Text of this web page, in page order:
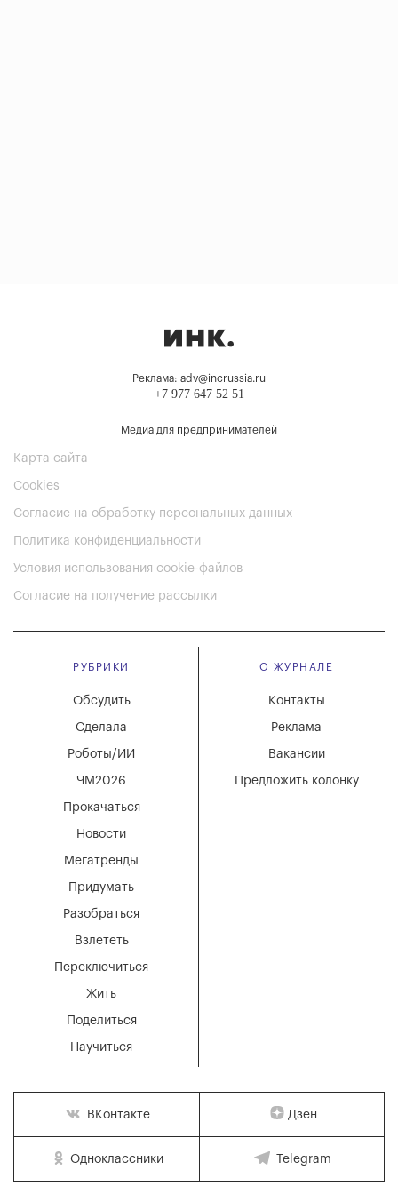
Реклама: adv@incrussia.ru
+7 977 647 52 51
Медиа для предпринимателей
Карта сайта
Cookies
Согласие на обработку персональных данных
Политика конфиденциальности
Условия использования cookie-файлов
Согласие на получение рассылки
РУБРИКИ
Мегатренды
Придумать
Разобраться
Взлететь
Новости
Переключиться
Жить
Поделиться
Научиться
Обсудить
Сделала
Роботы/ИИ
ЧМ2026
Прокачаться
О ЖУРНАЛЕ
Вакансии
Реклама
Контакты
Предложить колонку
ВКонтакте Дзен
Одноклассники Telegram